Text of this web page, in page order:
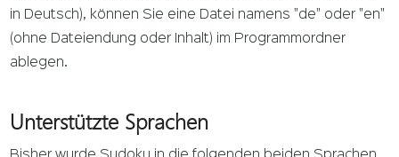
in Deutsch), können Sie eine Datei namens "de" oder "en"
(ohne Dateiendung oder Inhalt) im Programmordner
ablegen.
Unterstützte Sprachen